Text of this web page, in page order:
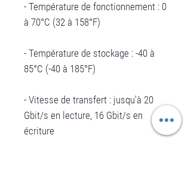
- Température de fonctionnement : 0
à 70°C (32 à 158°F)
- Température de stockage : -40 à
85°C (-40 à 185°F)
- Vitesse de transfert : jusqu'à 20
Gbit/s en lecture, 16 Gbit/s en
écriture